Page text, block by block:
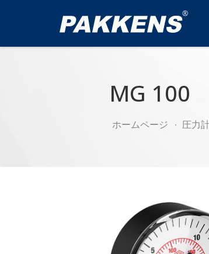
MG 100
ホームページ 圧力